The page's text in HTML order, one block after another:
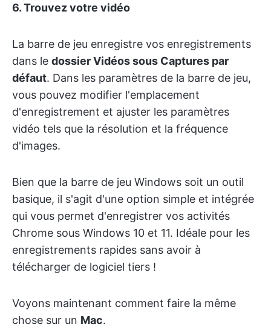
6.Trouvez votre vidéo
La barre de jeu enregistre vos enregistrements
dans le dossier Vidéos sous Captures par
défaut. Dans les paramètres de la barre de jeu,
vous pouvez modifier l'emplacement
d'enregistrement et ajuster les paramètres
vidéo tels que la résolution et la fréquence
d'images.
Bien que la barre de jeu Windows soit un outil
basique, il s'agit d'une option simple et intégrée
qui vous permet d'enregistrer vos activités
Chrome sous Windows 10 et 11. Idéale pour les
enregistrements rapides sans avoir à
télécharger de logiciel tiers !
Voyons maintenant comment faire la même
chose sur un Mac.